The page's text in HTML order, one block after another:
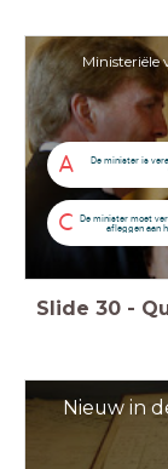
Ministeriële
A
De minister is
C De minister moet
afleggen aan
Slide 30 -
Nieuw in